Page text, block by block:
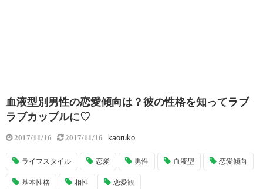
血液型別男性の恋愛傾向は？彼の性格を知ってラブ
ラブカップルに♡
2017/11/16 2017/11/16 kaoruko
ライフスタイル 恋愛 男性 血液型 恋愛傾向
基本性格 相性 恋愛観